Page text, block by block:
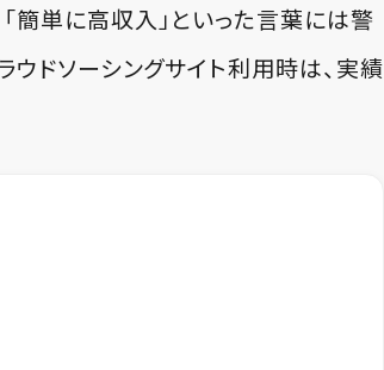
簡単に高収入」といった言葉には警
ウドソーシングサイト利用時は、実績